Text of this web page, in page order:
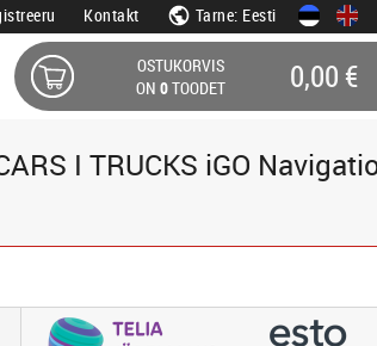
Kontakt Tarne: Eesti
OSTUKORVIS
ON 0TOODET 0,00 €
I TRUCKS iGO